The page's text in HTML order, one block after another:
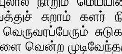
சுறாம் களர்
வென்ற